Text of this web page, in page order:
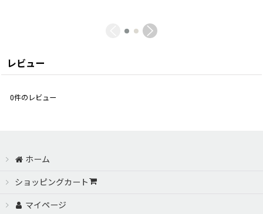
レビュー
0件のレビュー
ホーム
ショッピングカート
マイページ